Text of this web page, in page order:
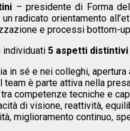
– presidente di Forma
radicato orientamento
e processi bottom-
individuati 5 aspetti distintivi
in sé e nei colleghi,
team è parte attiva nella
competenze tecniche e
di visione, reattività,
miglioramento continuo,